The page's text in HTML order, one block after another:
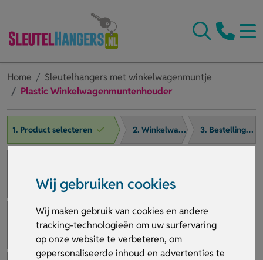
Wij gebruiken cookies
Wij maken gebruik van cookies en andere
tracking-technologieën om uw surfervaring
op onze website te verbeteren, om
gepersonaliseerde inhoud en advertenties te
Home
Sleutelhangers met winkelwagenmuntje
Plastic Winkelwagenmuntenhouder
1. Product selecteren 2. Winkelwagen 3. Bestelling afronden